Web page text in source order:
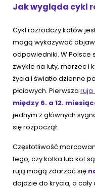
Jak wygląda cykl
Cykl rozrodczy kotów
mogą wykazywać
odpowiedniki. W
zwykle na luty, marzec i
życia i światło dzienne
płciowych. Pierwsza ruja
między 6. a 12.
jednym z głównych
się rozpoczął.
Częstotliwość
tego, czy kotka lub kot
rują mogą zdarzać się
dojdzie do krycia, a